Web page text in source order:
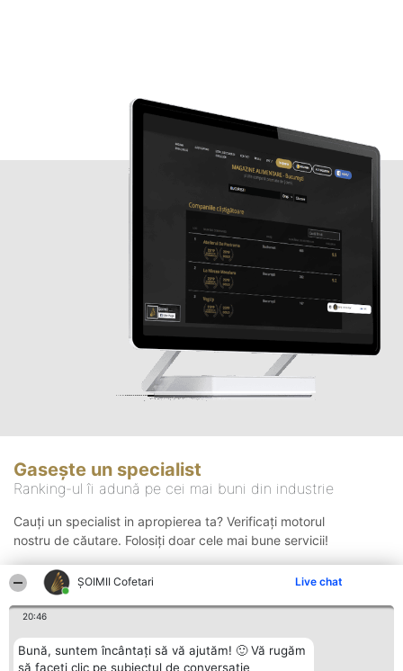
ȘOIMII Cofetari Live chat
20:46
Bună, suntem încântați să vă ajutăm! 🙂 Vă rugăm
să faceți clic pe subiectul de conversație
Gasește un specialist
Ranking-ul îi adună pe cei mai buni din industrie
Cauți un specialist in apropierea ta? Verificați motorul
nostru de căutare. Folosiți doar cele mai bune servicii!